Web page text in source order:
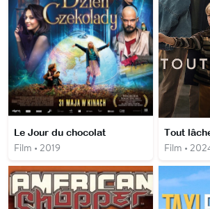
Le Jour du chocolat
Film • 2019
Tout
Film •